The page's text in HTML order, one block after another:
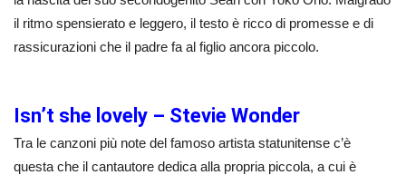
il ritmo spensierato e leggero, il testo è ricco di promesse e di
rassicurazioni che il padre fa al figlio ancora piccolo.
Isn’t she lovely – Stevie Wonder
Tra le canzoni più note del famoso artista statunitense c’è
questa che il cantautore dedica alla propria piccola, a cui è